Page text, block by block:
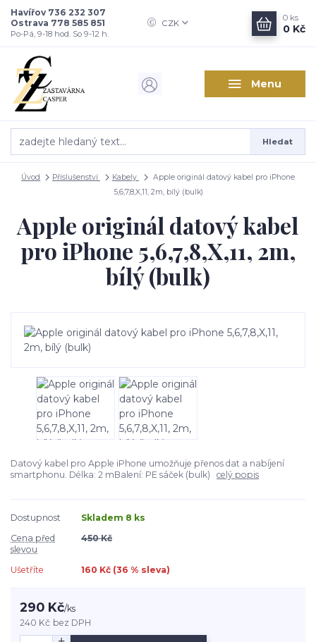
Menu
CZK
Hledat
Havířov 736 232 307
Ostrava 778 585 851
Po-Pá, 9-18 hod. So 9-12 h.
0 ks
0 Kč
Úvod Příslušenství Kabely
Apple originál datový kabel pro iPhone
5,6,7,8,X,11, 2m, bílý (bulk)
Apple originál datový kabel
pro iPhone 5,6,7,8,X,11, 2m,
bílý (bulk)
Datový kabel pro Apple iPhone umožňuje přenos dat a nabíjení
smartphonu. Délka: 2 mBalení: PE sáček (bulk) celý popis
Dostupnost
Skladem 8 ks
Cena před
slevou
450 Kč
Ušetříte 160 Kč (36 % sleva)
290 Kč/ks
240 Kč bez DPH